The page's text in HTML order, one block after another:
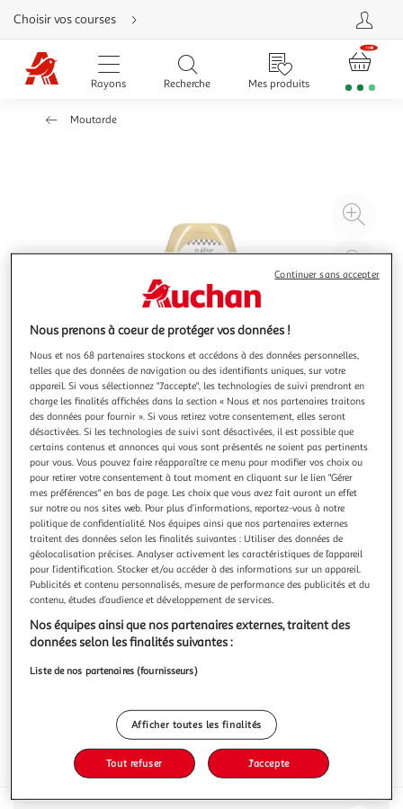
Aller
directement
au
contenu
Aller
directement
Aller
Choisir vos courses
Rayons Recherche Mes produits
Moutarde
à
CLASSIC FOODS OF AMERICA
Moutarde au miel
- produit 100% naturel- moutarde au miel véritable-
saveur originale : combinaison de la douceur sucrée du
miel et de la saveur des graines de moutarde jaune-
certification casherLa moutarde au miel est originale par
son goût sucré et subtilement épicée. Elle s’utilise en sauce
sandwich, sauce d’acc
En savoir +
340g
Vous voulez connaître le prix de ce produit ?
Format
Nous prenons à coeur de protéger vos données !
Nous et nos 68 partenaires stockons et accédons à des données personnelles,
telles que des données de navigation ou des identifiants uniques, sur votre
appareil. Si vous sélectionnez "J'accepte", les technologies de suivi prendront en
charge les finalités affichées dans la section « Nous et nos partenaires traitons
des données pour fournir ». Si vous retirez votre consentement, elles seront
désactivées. Si les technologies de suivi sont désactivées, il est possible que
certains contenus et annonces qui vous sont présentés ne soient pas pertinents
pour vous. Vous pouvez faire réapparaître ce menu pour modifier vos choix ou
pour retirer votre consentement à tout moment en cliquant sur le lien "Gérer
mes préférences" en bas de page. Les choix que vous avez fait auront un effet
sur notre ou nos sites web. Pour plus d’informations, reportez-vous à notre
politique de confidentialité. Nos équipes ainsi que nos partenaires externes
traitent des données selon les finalités suivantes : Utiliser des données de
géolocalisation précises. Analyser activement les caractéristiques de l’appareil
pour l’identification. Stocker et/ou accéder à des informations sur un appareil.
Publicités et contenu personnalisés, mesure de performance des publicités et du
contenu, études d’audience et développement de services.
Nos équipes ainsi que nos partenaires externes, traitent des
données selon les finalités suivantes :
Liste de nos partenaires (fournisseurs)
Afficher toutes les finalités
Tout refuser J'accepte
Continuer sans accepter